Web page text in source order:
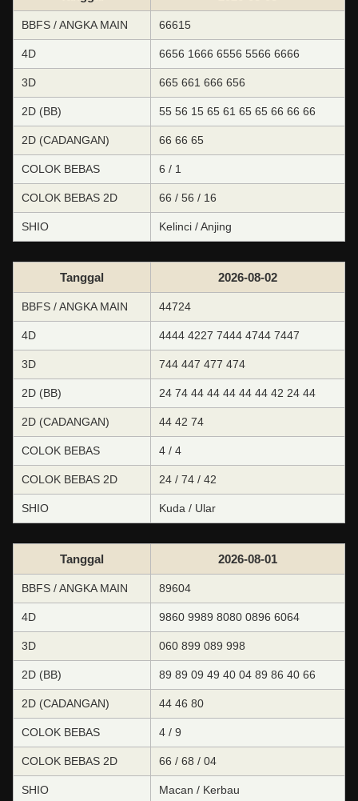
BBFS / ANGKA MAIN 66615
4D 6656 1666 6556 5566 6666
3D 665 661 666 656
2D (BB) 55 56 15 65 61 65 65 66 66 66
2D (CADANGAN) 66 66 65
COLOK BEBAS 6 / 1
COLOK BEBAS 2D 66 / 56 / 16
SHIO Kelinci / Anjing
Tanggal 2026-08-02
BBFS / ANGKA MAIN 44724
4D 4444 4227 7444 4744 7447
3D 744 447 477 474
2D (BB) 24 74 44 44 44 44 44 42 24 44
2D (CADANGAN) 44 42 74
COLOK BEBAS 4 / 4
COLOK BEBAS 2D 24 / 74 / 42
SHIO Kuda / Ular
Tanggal 2026-08-01
BBFS / ANGKA MAIN 89604
4D 9860 9989 8080 0896 6064
3D 060 899 089 998
2D (BB) 89 89 09 49 40 04 89 86 40 66
2D (CADANGAN) 44 46 80
COLOK BEBAS 4 / 9
COLOK BEBAS 2D 66 / 68 / 04
SHIO Macan / Kerbau